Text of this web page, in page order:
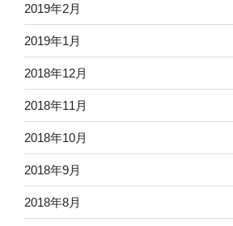
2019年2月
2019年1月
2018年12月
2018年11月
2018年10月
2018年9月
2018年8月